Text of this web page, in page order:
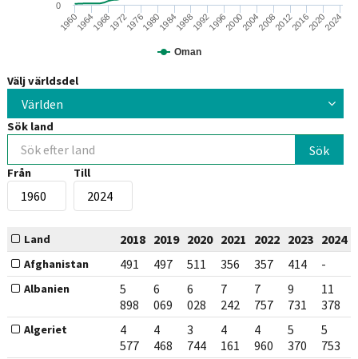
Oman
19601964196819721976198019841988199219962000200420082012201620202024
0
Välj världsdel
Världen
Sök land
Från Till
Land 2018 2019 2020 2021 2022 2023 2024
Afghanistan 491 497 511 356 357 414 -
Albanien
5
898
6
069
6
028
7
242
7
757
9
731
11
378
Algeriet
4
577
4
468
3
744
4
161
4
960
5
370
5
753